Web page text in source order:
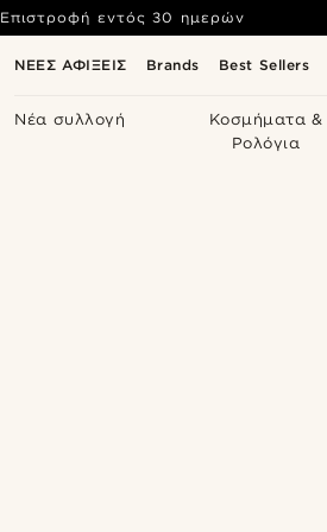
ΝΕΕΣ ΑΦΙΞΕΙΣ Brands Best Sellers
Νέα συλλογή
Κοσμήματα &
Ρολόγια
Επιστροφή εντός 30 ημερών